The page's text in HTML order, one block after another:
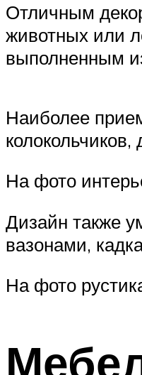
Отличным
животных или
выполненным
Наиболее
На фото
Дизайн также
вазонами,
На фото